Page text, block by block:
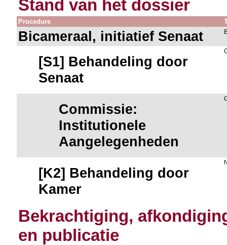
Stand van het dossier
Procedure
Bicameraal, initiatief Senaat
[S1] Behandeling door
Senaat
Commissie:
Institutionele
Aangelegenheden
[K2] Behandeling door
Kamer
Bekrachtiging,
en publicatie